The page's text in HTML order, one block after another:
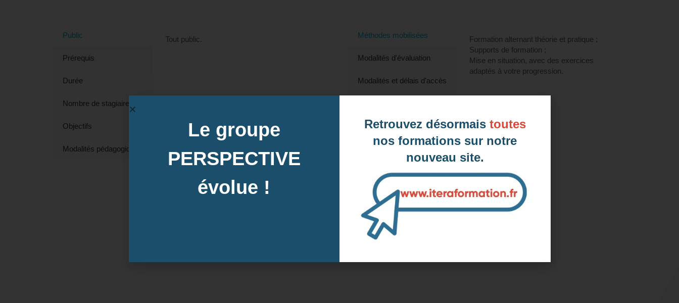
Public
Prérequis
Durée
Nombre de stagiaires
Objectifs
Modalités pédagogiques
Tout public. Méthodes mobilisées
Modalités d'évaluation
Modalités et délais d'accès
Prix
Formation alternant théorie et pratique ;
Supports de formation ;
Mise en situation, avec des exercices
adaptés à votre progression.
Contactez-nous pour en savoir plus
Dates des prochaines sessions à Rennes, 35 (Ille-et-Vilaine)
Le groupe
PERSPECTIVE
évolue !
Retrouvez désormais toutes
nos formations sur notre
nouveau site.